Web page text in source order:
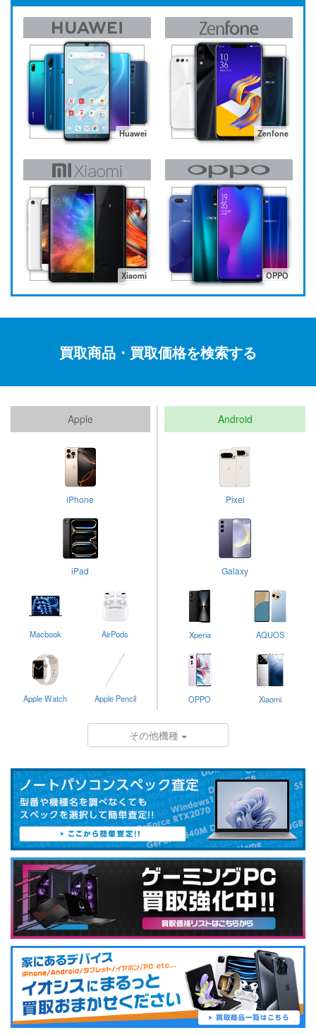
Huawei Zenfone
Xiaomi OPPO
買取商品・買取価格を検索する
Apple
iPhone
iPad
Macbook AirPods
Apple Watch Apple Pencil
Android
Pixel
Galaxy
Xperia AQUOS
OPPO Xiaomi
その他機種